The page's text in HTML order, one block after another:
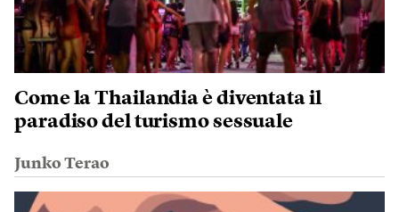
Come la Thailandia è diventata il
paradiso del turismo sessuale
Junko Terao